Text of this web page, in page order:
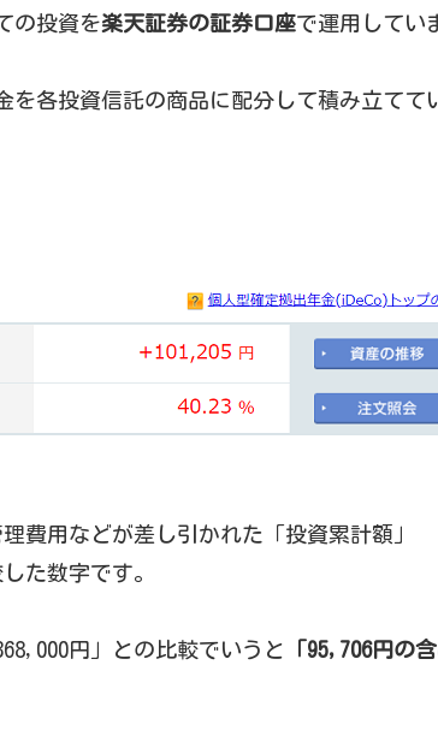
の投資を楽天証券の証券口座で運用してい
を各投資信託の商品に配分して積み立てて
費用などが差し引かれた「投資累計額」
た数字です。
円」との比較でいうと
「95,706円の